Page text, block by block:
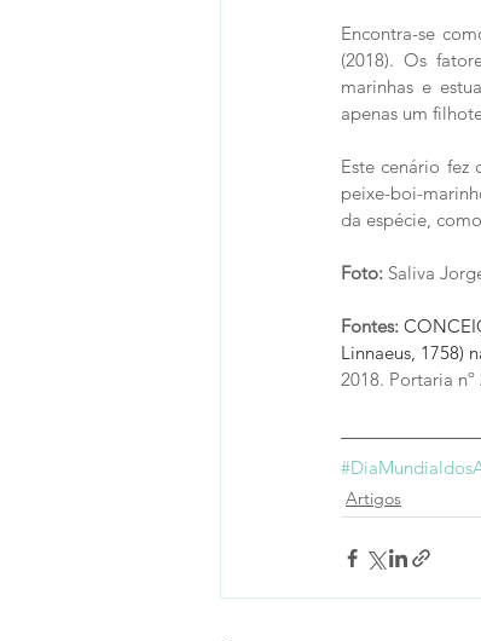
Encontra-se
(2018). Os
marinhas e
apenas um
Este cenário fez
peixe-boi-
da espécie,
Foto: Saliva
Fontes:
Linnaeus, 1758)
2018. Portaria nº
Artigos